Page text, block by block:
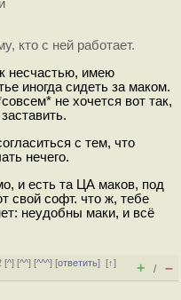
кто с ней работает.
несчастью, имею
иногда сидеть за маком.
не хочется вот так,
с тем, что
нечего.
и есть та ЦА маков, под
свой софт. что ж, тебе
неудобны маки, и всё
[^] [^^] [^^^] [ответить][↑]
+ / –